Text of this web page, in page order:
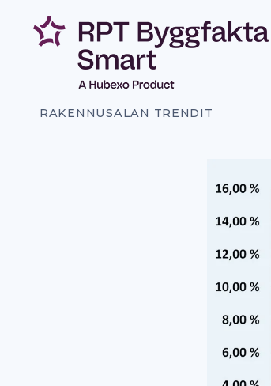
sisältöön
RAKENNUSALAN TRENDIT